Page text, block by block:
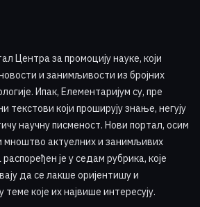
Центра за промоцију науке, који
и занимљивости из бројних
Ипак, Елементаријум су, пре
текстови који проширују знање, негују
научну писменост. Нови портал, осим
мноштво актуелних и занимљивих
је у седам рубрика, које
да се лакше оријентишу и
теме које их највише интересују.